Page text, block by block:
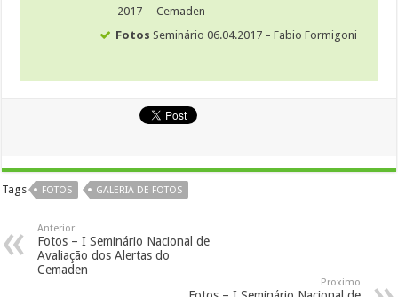
2017 – Cemaden
Fotos Seminário 06.04.2017 – Fabio Formigoni
Tags FOTOS GALERIA DE FOTOS
Anterior
Fotos – I Seminário Nacional de
Avaliação dos Alertas do
Cemaden
Proximo